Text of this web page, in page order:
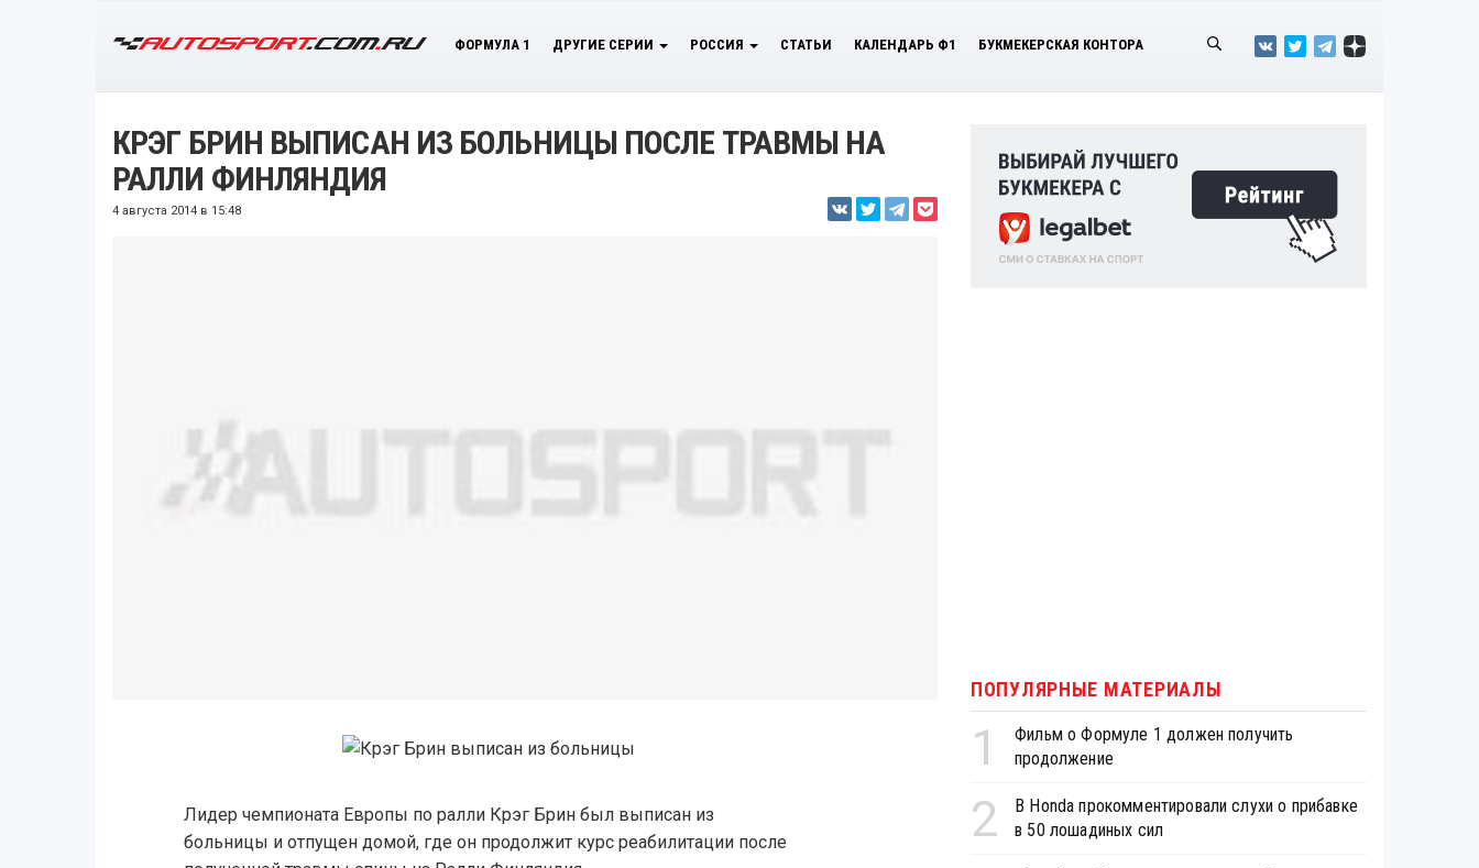
ФОРМУЛА 1 ДРУГИЕ СЕРИИ РОССИЯ СТАТЬИ КАЛЕНДАРЬ Ф1 БУКМЕКЕРСКАЯ КОНТОРА
КРЭГ БРИН ВЫПИСАН ИЗ БОЛЬНИЦЫ ПОСЛЕ ТРАВМЫ НА
РАЛЛИ ФИНЛЯНДИЯ
4 августа 2014 в 15:48
Лидер чемпионата Европы по ралли Крэг Брин был выписан из
больницы и отпущен домой, где он продолжит курс реабилитации после
ПОПУЛЯРНЫЕ МАТЕРИАЛЫ
1
Фильм о Формуле 1 должен получить
продолжение
2
В Honda прокомментировали слухи о прибавке
в 50 лошадиных сил